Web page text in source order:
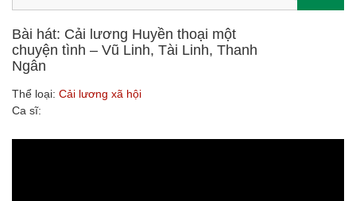
Bài hát: Cải lương Huyền thoại một
chuyện tình – Vũ Linh, Tài Linh, Thanh
Ngân
Thể loại: Cải lương xã hội
Ca sĩ: